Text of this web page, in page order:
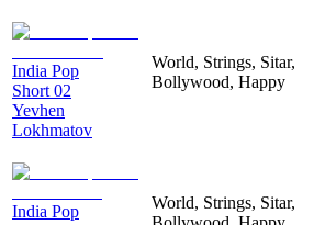
India Pop
Short 02
Yevhen
Lokhmatov
World, Strings, Sitar,
Bollywood, Happy
India Pop
World, Strings, Sitar,